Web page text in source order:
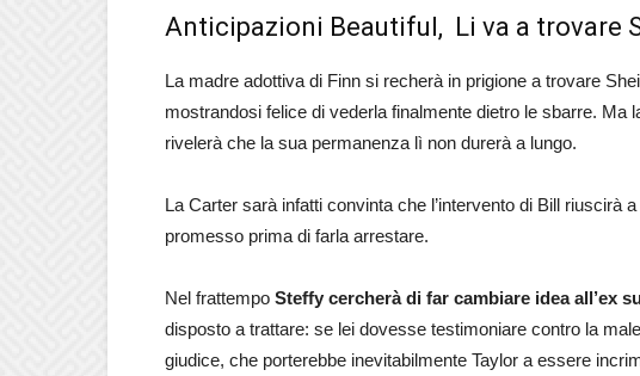
Anticipazioni Beautiful, Li va a trovare
La madre adottiva di Finn si recherà in prigione a trovare
mostrandosi felice di vederla finalmente dietro le sbarre. Ma
rivelerà che la sua permanenza lì non durerà a lungo.
La Carter sarà infatti convinta che l’intervento di Bill riuscirà
promesso prima di farla arrestare.
Nel frattempo Steffy cercherà di far cambiare idea all’ex
disposto a trattare: se lei dovesse testimoniare contro la
giudice, che porterebbe inevitabilmente Taylor a essere